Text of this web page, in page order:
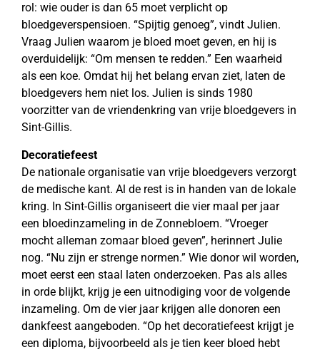
rol: wie ouder is dan 65 moet verplicht op
bloedgeverspensioen. “Spijtig genoeg”, vindt Julien.
Vraag Julien waarom je bloed moet geven, en hij is
overduidelijk: “Om mensen te redden.” Een waarheid
als een koe. Omdat hij het belang ervan ziet, laten de
bloedgevers hem niet los. Julien is sinds 1980
voorzitter van de vriendenkring van vrije bloedgevers in
Sint-Gillis.
Decoratiefeest
De nationale organisatie van vrije bloedgevers verzorgt
de medische kant. Al de rest is in handen van de lokale
kring. In Sint-Gillis organiseert die vier maal per jaar
een bloedinzameling in de Zonnebloem. “Vroeger
mocht alleman zomaar bloed geven”, herinnert Julie
nog. “Nu zijn er strenge normen.” Wie donor wil worden,
moet eerst een staal laten onderzoeken. Pas als alles
in orde blijkt, krijg je een uitnodiging voor de volgende
inzameling. Om de vier jaar krijgen alle donoren een
dankfeest aangeboden. “Op het decoratiefeest krijgt je
een diploma, bijvoorbeeld als je tien keer bloed hebt